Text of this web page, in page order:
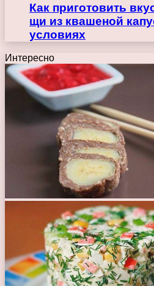
Как приготовить
щи из квашеной
условиях
Интересно